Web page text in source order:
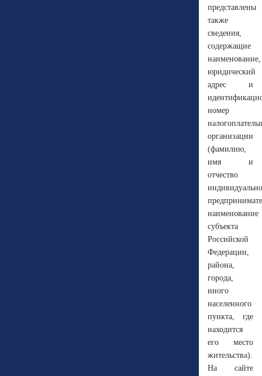
представлены
также
сведения,
содержащие
наименование,
юридический
адрес и
номер
организации
(фамилию,
имя и
отчество
наименование
субъекта
Российской
Федерации,
района,
города,
иного
населенного
пункта, где
находится
его место
жительства).
На сайте